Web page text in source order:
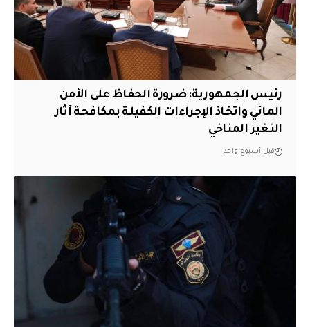
رئيس الجمهورية: ضرورة الحفاظ على الأمن
المائي واتخاذ الإجراءات الكفيلة بمكافحة آثار
التغير المناخي
قبل أسبوع واحد